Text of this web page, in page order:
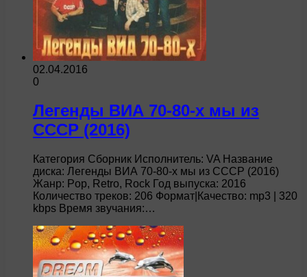
02.04.2016
0
Легенды ВИА 70-80-х мы из
СССР (2016)
Категория Сборник Исполнитель: VA Название
диска: Легенды ВИА 70-80-х мы из СССР (2016)
Жанр: Pop, Retro, Rock Год выпуска: 2016
Количество треков: 206 Формат|Качество: mp3 | 320
kbps Время звучания:…